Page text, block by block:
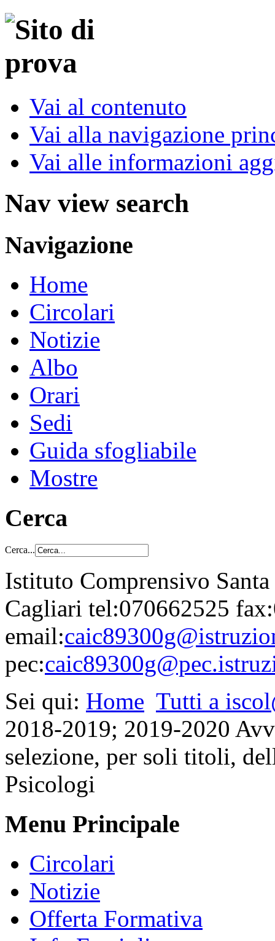
Vai al contenuto
Vai alla navigazione
Vai alle informazioni
Nav view search
Navigazione
Home
Circolari
Notizie
Albo
Orari
Sedi
Guida sfogliabile
Mostre
Cerca
Cerca...
Istituto Comprensivo
Cagliari tel:070662525
email:
pec:
Sei qui: Home Tutti a
2018-2019; 2019-2020
selezione, per soli titoli,
Psicologi
Menu Principale
Circolari
Notizie
Offerta Formativa